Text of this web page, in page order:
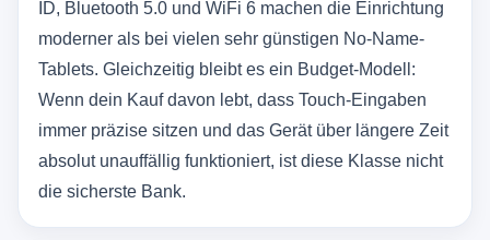
ID, Bluetooth 5.0 und WiFi 6 machen die Einrichtung
moderner als bei vielen sehr günstigen No-Name-
Tablets. Gleichzeitig bleibt es ein Budget-Modell:
Wenn dein Kauf davon lebt, dass Touch-Eingaben
immer präzise sitzen und das Gerät über längere Zeit
absolut unauffällig funktioniert, ist diese Klasse nicht
die sicherste Bank.